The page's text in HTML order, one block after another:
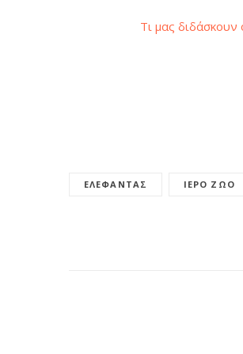
Τι μας διδάσκουν
ΕΛΈΦΑΝΤΑΣ ΙΕΡΌ ΖΏΟ